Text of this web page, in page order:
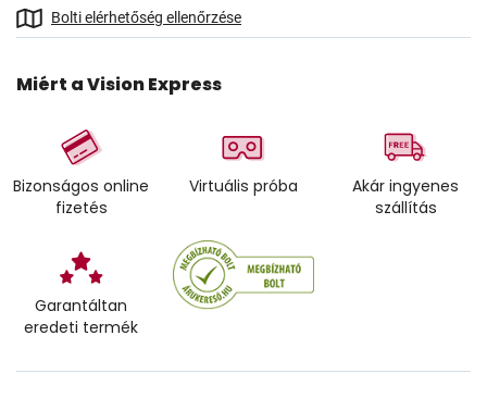
Bolti elérhetőség ellenőrzése
Miért a Vision Express
Bizonságos online
fizetés
Virtuális próba
Akár ingyenes
szállítás
Garantáltan
eredeti termék